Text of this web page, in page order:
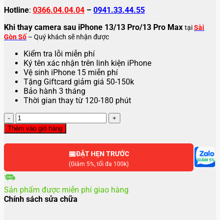
Hotline: 0366.04.04.04 – 0941.33.44.55
Khi thay camera sau iPhone 13/13 Pro/13 Pro Max tạiSài
Gòn Số – Quý khách sẽ nhận được
Kiểm tra lỗi miễn phí
Ký tên xác nhận trên linh kiện iPhone
Vệ sinh iPhone 15 miễn phí
Tặng Giftcard giảm giá 50-150k
Bảo hành 3 tháng
Thời gian thay từ 120-180 phút
Thay
camera
sau
iPhone
13
|
13
Thêm vào giỏ hàng
📅ĐẶT HẸN TRƯỚC
(Giảm 5%, tối đa 100k)
Sản phẩm được miễn phí giao hàng
Chính sách sửa chữa